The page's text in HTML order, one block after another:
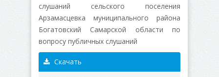
слушаний сельского поселения
Арзамасцевка муниципального района
Богатовский Самарской области по
вопросу публичных слушаний
Скачать